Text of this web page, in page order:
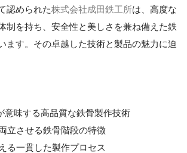
認められた株式会社成田鉄工所は、高度な
制を持ち、安全性と美しさを兼ね備えた鉄
ます。その卓越した技術と製品の魅力に迫
意味する高品質な鉄骨製作技術
立させる鉄骨階段の特徴
る一貫した製作プロセス